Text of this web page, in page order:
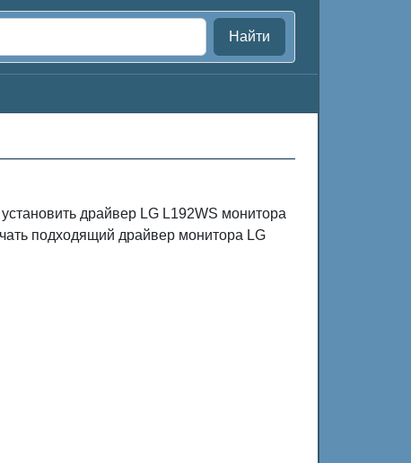
Найти
драйвер LG L192WS монитора
подходящий драйвер монитора LG